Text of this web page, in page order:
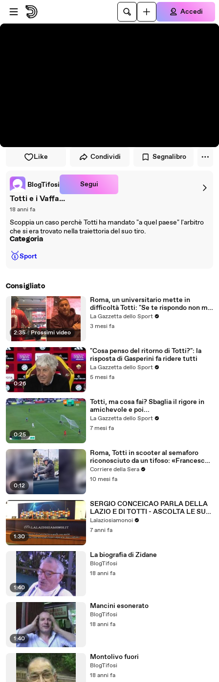
Vai al lettore
Passa al contenuto principale
Accedi
Like Condividi Segnalibro
BlogTifosi Segui
Totti e i Vaffa...
18 anni fa
Scoppia un caso perchè Totti ha mandato "a quel paese" l'arbitro
che si era trovato nella traiettoria del suo tiro.
Categoria
🥇Sport
Consigliato
2:35 | Prossimi video
Roma, un universitario mette in
difficoltà Totti: "Se te rispondo non me
fanno più rientrà..."
La Gazzetta dello Sport
3 mesi fa
0:26
"Cosa penso del ritorno di Totti?": la
risposta di Gasperini fa ridere tutti
La Gazzetta dello Sport
5 mesi fa
0:25
Totti, ma cosa fai? Sbaglia il rigore in
amichevole e poi...
La Gazzetta dello Sport
7 mesi fa
0:12
Roma, Totti in scooter al semaforo
riconosciuto da un tifoso: «Francesco
che me dici?», «Tutto bene...»
Corriere della Sera
10 mesi fa
1:30
SERGIO CONCEICAO PARLA DELLA
LAZIO E DI TOTTI - ASCOLTA LE SUE
PAROLE
Lalaziosiamonoi
7 anni fa
1:40
La biografia di Zidane
BlogTifosi
18 anni fa
1:40
Mancini esonerato
BlogTifosi
18 anni fa
Montolivo fuori
BlogTifosi
18 anni fa